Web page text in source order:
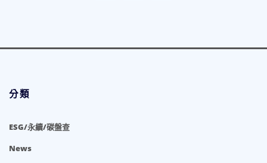
分類
ESG/永續/碳盤查
News